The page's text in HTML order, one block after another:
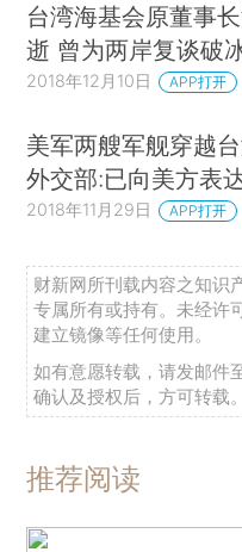
台湾海基会原董事
逝 曾为两岸复谈破
2018年12月10日 APP打开
美军两艘军舰穿越
外交部:已向美方表
2018年11月29日 APP打开
财新网所刊载内容之知识
专属所有或持有。未经许
建立镜像等任何使用。
如有意愿转载，请发邮件
确认及授权后，方可转载。
推荐阅读